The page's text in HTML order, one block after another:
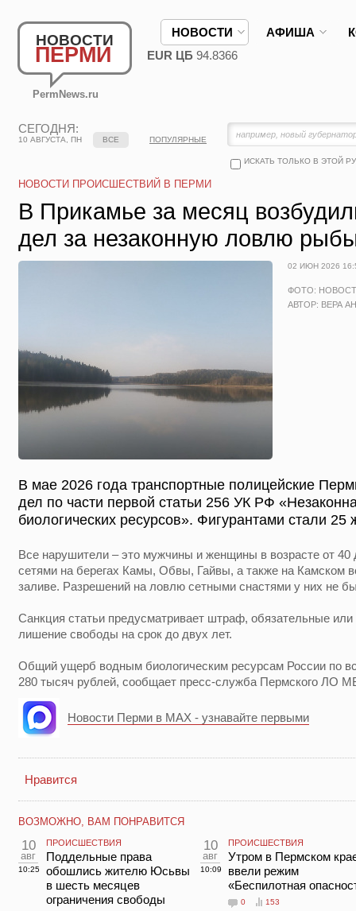
НОВОСТИ
ПЕРМИ
PermNews.ru
НОВОСТИ АФИША
EUR ЦБ 94.8366
СЕГОДНЯ:
10 АВГУСТА, ПН
ИСКАТЬ ТОЛЬКО В ЭТОЙ
ВСЕ ПОПУЛЯРНЫЕ
НОВОСТИ ПРОИСШЕСТВИЙ В ПЕРМИ
В Прикамье за месяц
дел за незаконную ловлю
02 ИЮН 2026
ФОТО:
АВТОР: ВЕРА
В мае 2026 года транспортные полицейские
дел по части первой статьи 256 УК РФ
биологических ресурсов». Фигурантами стали 25
Все нарушители – это мужчины и женщины в возрасте от
сетями на берегах Камы, Обвы, Гайвы, а также на Камском
заливе. Разрешений на ловлю сетными снастями у них не
Санкция статьи предусматривает штраф, обязательные
лишение свободы на срок до двух лет.
Общий ущерб водным биологическим ресурсам России по
280 тысяч рублей, сообщает пресс-служба Пермского ЛО
Новости Перми в MAX - узнавайте первыми
Нравится
ВОЗМОЖНО, ВАМ ПОНРАВИТСЯ
10
авг
10:25
ПРОИСШЕСТВИЯ
Поддельные права
обошлись жителю Юсьвы
в шесть месяцев
ограничения свободы
10
авг
10:09
ПРОИСШЕСТВИЯ
Утром в Пермском
ввели режим
«Беспилотная
0 153